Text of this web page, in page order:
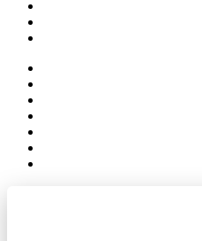
Panattoni Park Warsaw